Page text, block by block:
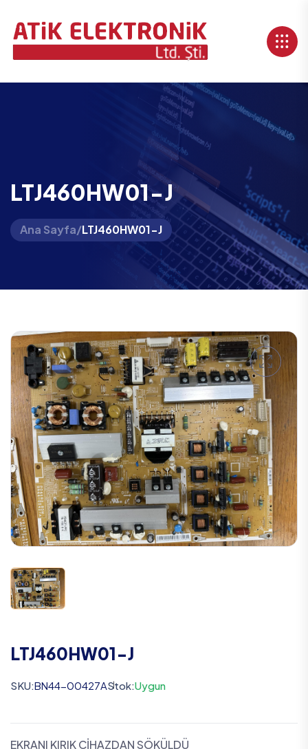
LTJ460HW01-J
Ana Sayfa/LTJ460HW01-J
LTJ460HW01-J
SKU:BN44-00427AStok:Uygun
EKRANI KIRIK CİHAZDAN SÖKÜLDÜ